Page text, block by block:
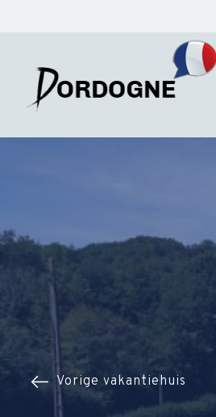
Vorige vakantiehuis